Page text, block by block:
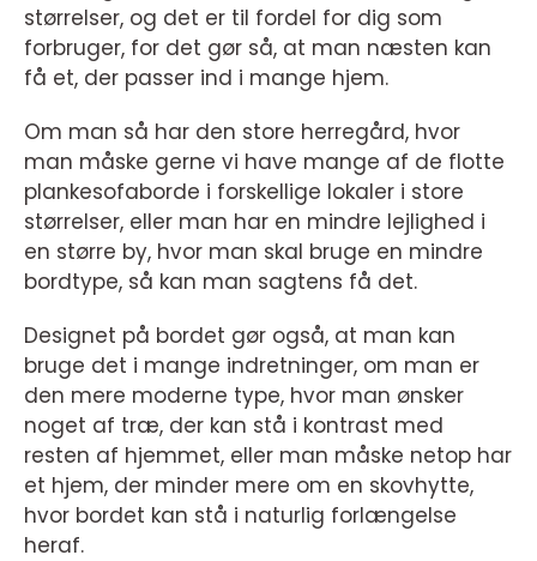
størrelser, og det er til fordel for dig som
forbruger, for det gør så, at man næsten kan
få et, der passer ind i mange hjem.
Om man så har den store herregård, hvor
man måske gerne vi have mange af de flotte
plankesofaborde i forskellige lokaler i store
størrelser, eller man har en mindre lejlighed i
en større by, hvor man skal bruge en mindre
bordtype, så kan man sagtens få det.
Designet på bordet gør også, at man kan
bruge det i mange indretninger, om man er
den mere moderne type, hvor man ønsker
noget af træ, der kan stå i kontrast med
resten af hjemmet, eller man måske netop har
et hjem, der minder mere om en skovhytte,
hvor bordet kan stå i naturlig forlængelse
heraf.